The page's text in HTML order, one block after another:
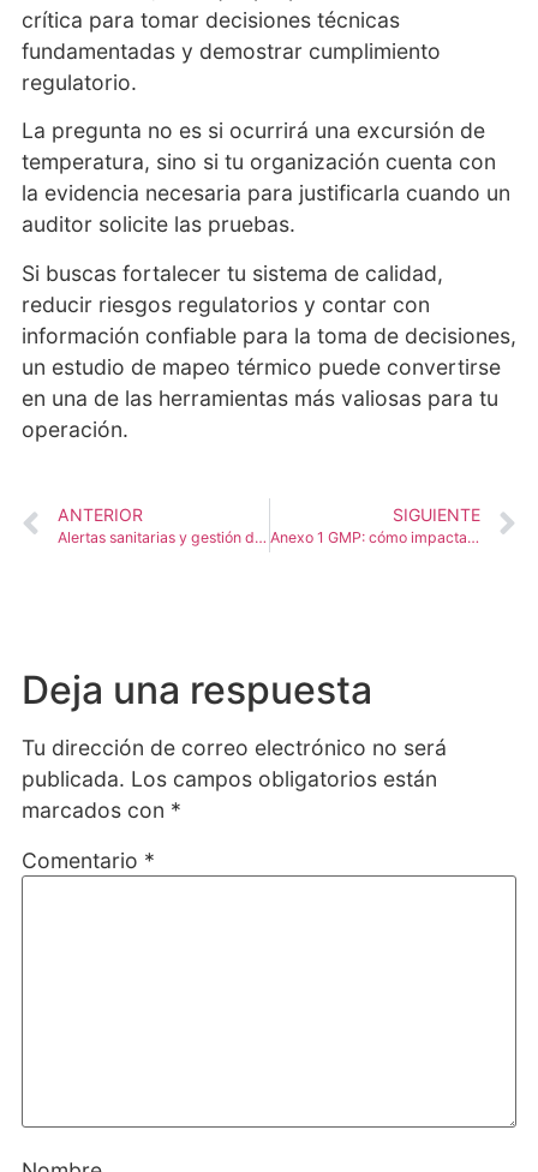
crítica para tomar decisiones técnicas
fundamentadas y demostrar cumplimiento
regulatorio.
La pregunta no es si ocurrirá una excursión de
temperatura, sino si tu organización cuenta con
la evidencia necesaria para justificarla cuando un
auditor solicite las pruebas.
Si buscas fortalecer tu sistema de calidad,
reducir riesgos regulatorios y contar con
información confiable para la toma de decisiones,
un estudio de mapeo térmico puede convertirse
en una de las herramientas más valiosas para tu
operación.
ANTERIOR
Alertas sanitarias y gestión de riesgos en dispositivos médicos: lecciones clave para el sector salud
SIGUIENTE
Anexo 1 GMP: cómo impacta en la estrategia de monitoreo ambiental y validación
Deja una respuesta
Tu dirección de correo electrónico no será
publicada. Los campos obligatorios están
marcados con *
Comentario *